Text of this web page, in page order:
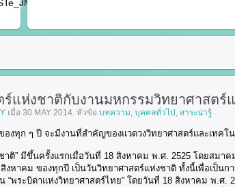
แห่งชาติกับงานมหกรรมวิทยาศาสตร์
เมื่อ 30 MAY 2014. หัวข้อ บทความ, บุคคลทั่วไป , สาระน่ารู้
องทุก ๆ ปี จะมีงานที่สำคัญของแวดวงวิทยาศาสตร์และเทคโ
าติ” มีขึ้นครั้งแรกเมื่อวันที่ 18 สิงหาคม พ.ศ. 2525 โดยสมา
งหาคม ของทุกปี เป็นวันวิทยาศาสตร์แห่งชาติ ทั้งนี้เพื่อเป็นก
“พระบิดาแห่งวิทยาศาสตร์ไทย” โดยวันที่ 18 สิงหาคม พ.ศ.